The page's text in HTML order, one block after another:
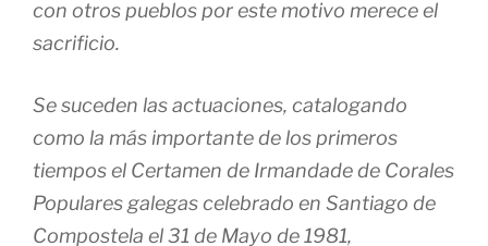
con otros pueblos por este motivo merece el
sacrificio.
Se suceden las actuaciones, catalogando
como la más importante de los primeros
tiempos el Certamen de Irmandade de Corales
Populares galegas celebrado en Santiago de
Compostela el 31 de Mayo de 1981,